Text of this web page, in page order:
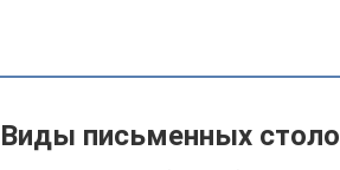
Виды письменных